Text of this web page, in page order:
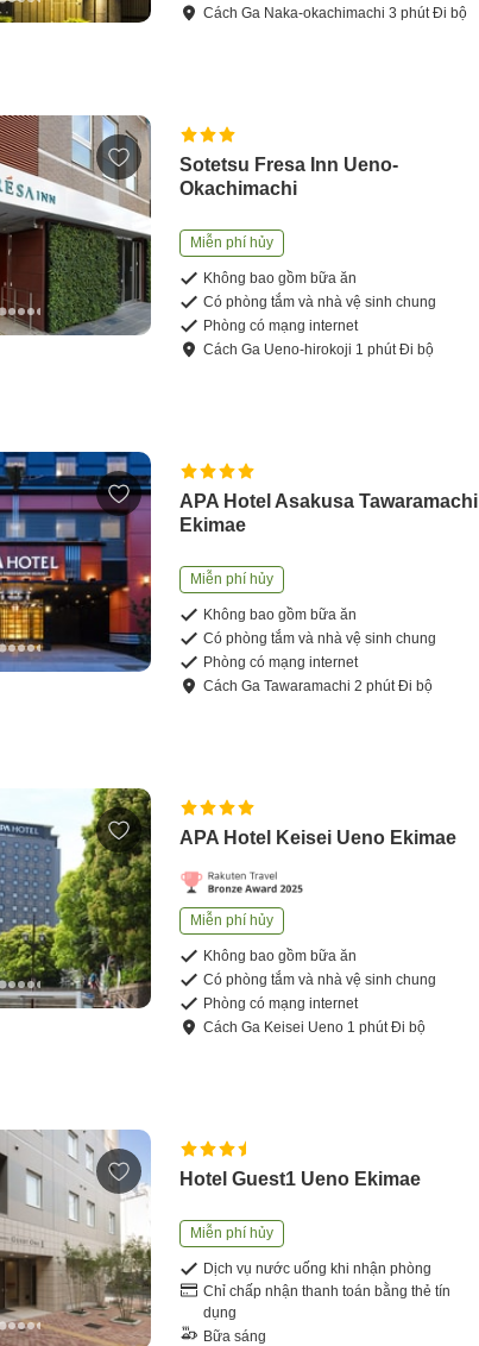
CáchGa Naka-okachimachi3 phútĐi bộ
Sotetsu Fresa Inn Ueno-
Okachimachi
Miễn phí hủy
Không bao gồm bữa ăn
Có phòng tắm và nhà vệ sinh chung
Phòng có mạng internet
CáchGa Ueno-hirokoji 1 phútĐi bộ
APA Hotel Asakusa Tawaramachi
Ekimae
Miễn phí hủy
Không bao gồm bữa ăn
Có phòng tắm và nhà vệ sinh chung
Phòng có mạng internet
CáchGa Tawaramachi2 phútĐi bộ
APA Hotel Keisei Ueno Ekimae
Miễn phí hủy
Không bao gồm bữa ăn
Có phòng tắm và nhà vệ sinh chung
Phòng có mạng internet
CáchGa Keisei Ueno 1 phútĐi bộ
Hotel Guest1 Ueno Ekimae
Miễn phí hủy
Dịch vụ nước uống khi nhận phòng
Chỉ chấp nhận thanh toán bằng thẻ tín
dụng
Bữa sáng